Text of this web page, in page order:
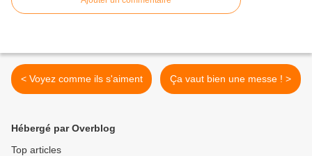
< Voyez comme ils s'aiment Ça vaut bien une messe ! >
Hébergé par Overblog
Top articles